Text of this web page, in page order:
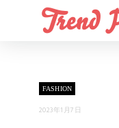
FASHION
2023年1月7日